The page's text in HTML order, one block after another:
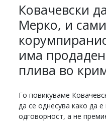
Ковачевски
Мерко, и
има
плива во
Го повикуваме
да се однесува како да е
одговорност, а не